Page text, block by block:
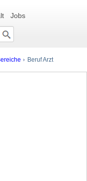
Jobs
Beruf Arzt